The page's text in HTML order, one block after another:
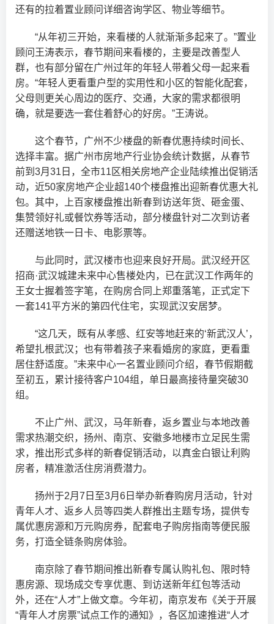
还有的拉着置业顾问详细咨询学区、物业等细节。
“从年初三开始，来看楼的人就渐渐多起来了。”置业
顾问王涛表示，春节期间来看楼的，主要是改善型人
群，也有部分留在广州过年的年轻人带着父母一起来看
房。“年轻人更看重户型的实用性和小区的智能化配套，
父母则更关心周边的医疗、交通，大家的需求都很明
确，就是要选一套住着舒心的好房。”王涛说。
这个春节，广州不少楼盘的新春优惠持续时间长、
选择丰富。据广州市房地产行业协会统计数据，从春节
前到3月31日，全市11区相关房地产企业陆续推出促销活
动，近50家房地产企业超140个楼盘推出迎新春优惠大礼
包。其中，上百家楼盘推出新春到访送年货、砸金蛋、
集赞领好礼或餐饮券等活动，部分楼盘针对二次到访者
还赠送地铁一日卡、电影票等。
与此同时，武汉楼市也迎来良好开局。武汉经开区
招商·武汉城建未来中心售楼处内，已在武汉工作两年的
王女士握着签字笔，在购房合同上郑重落笔，正式定下
一套141平方米的第四代住宅，实现武汉安居梦。
“这几天，既有从孝感、红安等地赶来的‘新武汉人’，
希望扎根武汉；也有带着孩子来看婚房的家庭，更看重
居住舒适度。”未来中心一名置业顾问介绍，春节假期截
至初五，累计接待客户104组，单日最高接待量突破30
组。
不止广州、武汉，马年新春，返乡置业与本地改善
需求热潮交织，扬州、南京、安徽多地楼市立足民生需
求，推出形式多样的新春促销活动，以真金白银让利购
房者，精准激活住房消费潜力。
扬州于2月7日至3月6日举办新春购房月活动，针对
青年人才、返乡人员等四类人群推出主题专场，提供专
属优惠房源和万元购房券，配套电子购房指南等便民服
务，打造全链条购房体验。
南京除了春节期间推出新春专属认购礼包、限时特
惠房源、现场成交专享优惠、到访送新年红包等活动
外，还在“人才”上做文章。今年初，南京发布《关于开展
“青年人才房票”试点工作的通知》，各区加速推进“人才